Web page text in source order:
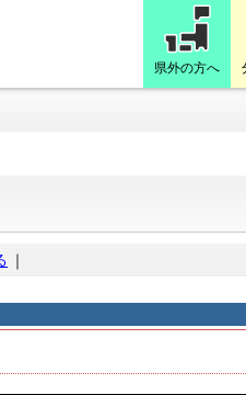
県外の方へ
｜